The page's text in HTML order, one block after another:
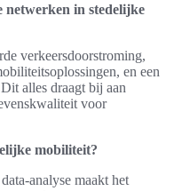
netwerken in stedelijke
verkeersdoorstroming,
en een
alles draagt bij aan
voor
mobiliteit?
analyse maakt het